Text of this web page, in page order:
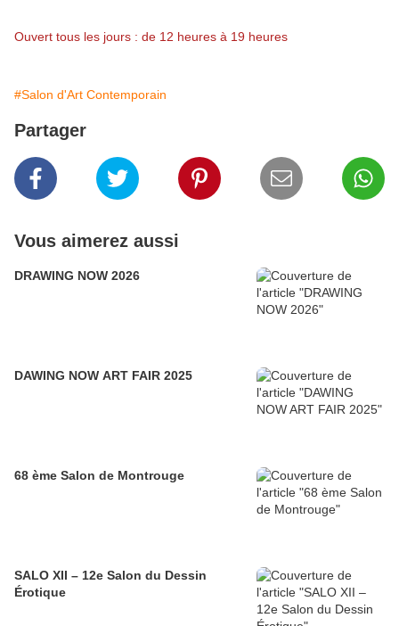
Ouvert tous les jours : de 12 heures à 19 heures
#Salon d'Art Contemporain
Partager
Vous aimerez aussi
DRAWING NOW 2026
DAWING NOW ART FAIR 2025
68 ème Salon de Montrouge
SALO XII – 12e Salon du Dessin
Érotique